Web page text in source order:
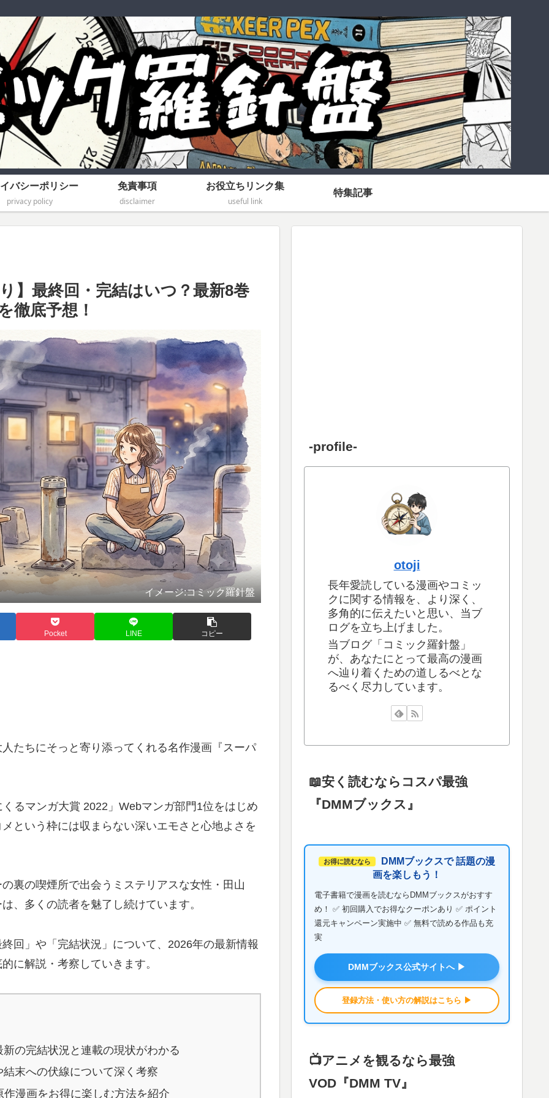
バシーポリシー
privacy policy
免責事項
disclaimer
お役立ちリンク集
useful link
特集記事
】最終回・完結はいつ？最新8巻
徹底予想！
イメージ:コミック羅針盤
Pocket LINE コピー
たちにそっと寄り添ってくれる名作漫画『スーパ
るマンガ大賞 2022」Webマンガ部門1位をはじめ
という枠には収まらない深いエモさと心地よさを
裏の喫煙所で出会うミステリアスな女性・田山
、多くの読者を魅了し続けています。
回」や「完結状況」について、2026年の最新情報
に解説・考察していきます。
の完結状況と連載の現状がわかる
末への伏線について深く考察
漫画をお得に楽しむ方法を紹介
-profile-
otoji
長年愛読している漫画やコミッ
クに関する情報を、より深く、
多角的に伝えたいと思い、当ブ
ログを立ち上げました。
当ブログ「コミック羅針盤」
が、あなたにとって最高の漫画
へ辿り着くための道しるべとな
るべく尽力しています。
📖安く読むならコスパ最強
『DMMブックス』
お得に読むなら
DMMブックスで 話題の漫
画を楽しもう！
電子書籍で漫画を読むならDMMブックスがおすす
め！ ✅ 初回購入でお得なクーポンあり ✅ ポイント
還元キャンペーン実施中 ✅ 無料で読める作品も充
実
DMMブックス公式サイトへ ▶
登録方法・使い方の解説はこちら ▶
📺️アニメを観るなら最強
VOD『DMM TV』